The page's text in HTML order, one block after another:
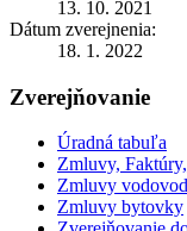
13. 10. 2021
Dátum zverejnenia:
18. 1. 2022
Zverejňovanie
Úradná tabuľa
Zmluvy,
Zmluvy vodovod
Zmluvy bytovky